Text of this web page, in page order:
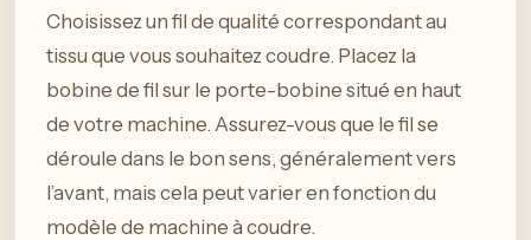
Choisissez un fil de qualité correspondant au
tissu que vous souhaitez coudre. Placez la
bobine de fil sur le porte-bobine situé en haut
de votre machine. Assurez-vous que le fil se
déroule dans le bon sens, généralement vers
l’avant, mais cela peut varier en fonction du
modèle de machine à coudre.